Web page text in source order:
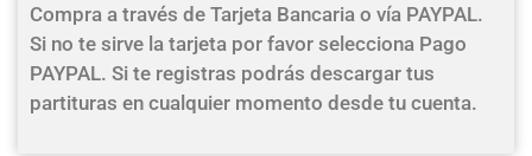
Compra a través de Tarjeta Bancaria o vía PAYPAL.
Si no te sirve la tarjeta por favor selecciona Pago
PAYPAL. Si te registras podrás descargar tus
partituras en cualquier momento desde tu cuenta.